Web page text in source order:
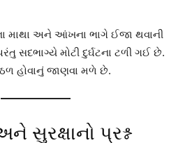
માથા અને આંખના ભાગે ઈજા થવાની
સદભાગ્યે મોટી દુર્ઘટના ટળી ગઈ છે.
હોવાનું જાણવા મળે છે.
સુરક્ષાનો પ્રશ્ન